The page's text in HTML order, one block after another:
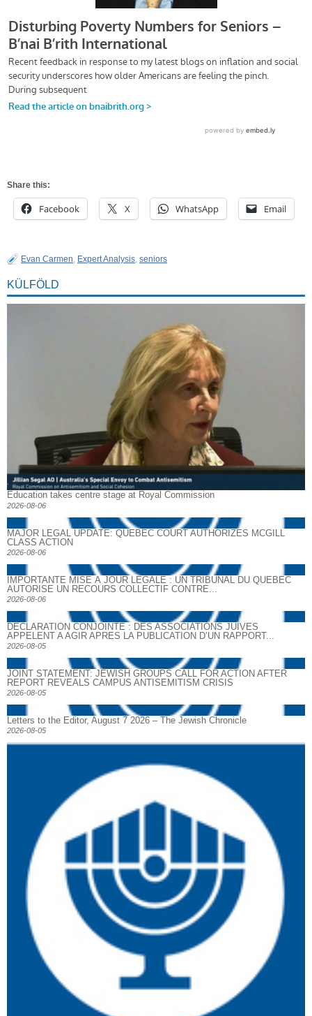
Share this:
Facebook X WhatsApp Email
Evan Carmen, Expert Analysis, seniors
KÜLFÖLD
Education takes centre stage at Royal Commission
2026-08-06
MAJOR LEGAL UPDATE: QUEBEC COURT AUTHORIZES MCGILL
CLASS ACTION
2026-08-06
IMPORTANTE MISE À JOUR LÉGALE : UN TRIBUNAL DU QUÉBEC
AUTORISE UN RECOURS COLLECTIF CONTRE...
2026-08-06
DECLARATION CONJOINTE : DES ASSOCIATIONS JUIVES
APPELENT A AGIR APRES LA PUBLICATION D’UN RAPPORT...
2026-08-05
JOINT STATEMENT: JEWISH GROUPS CALL FOR ACTION AFTER
REPORT REVEALS CAMPUS ANTISEMITISM CRISIS
2026-08-05
Letters to the Editor, August 7 2026 – The Jewish Chronicle
2026-08-05